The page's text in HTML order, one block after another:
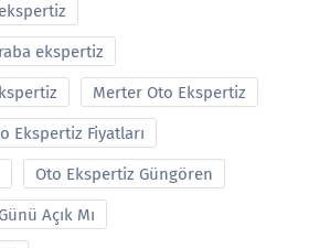
ekspertiz
Merter Oto Ekspertiz
Ekspertiz Fiyatları
Oto Ekspertiz Güngören
Açık Mı